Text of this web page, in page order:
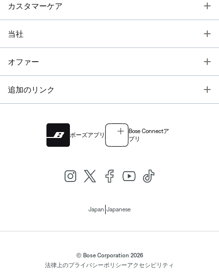
カスタマーケア
当社
オファー
追加のリンク
ボーズアプリ
Bose Connectア
プリ
Japan Japanese
© Bose Corporation 2026
法律上のプライバシーポリシーアクセシビリティ